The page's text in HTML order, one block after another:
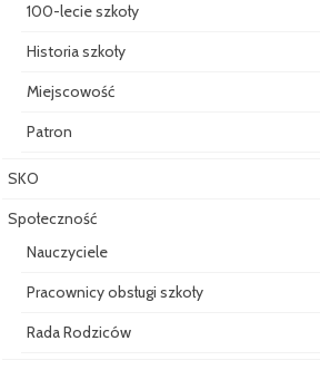
100-lecie szkoły
Historia szkoły
Miejscowość
Patron
SKO
Społeczność
Nauczyciele
Pracownicy obsługi szkoły
Rada Rodziców